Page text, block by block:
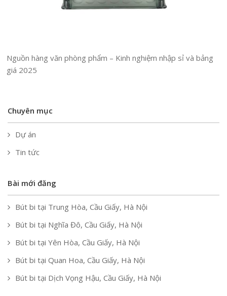
Nguồn hàng văn phòng phẩm – Kinh nghiệm nhập sỉ và bảng
giá 2025
Chuyên mục
Dự án
Tin tức
Bài mới đăng
Bút bi tại Trung Hòa, Cầu Giấy, Hà Nội
Bút bi tại Nghĩa Đô, Cầu Giấy, Hà Nội
Bút bi tại Yên Hòa, Cầu Giấy, Hà Nội
Bút bi tại Quan Hoa, Cầu Giấy, Hà Nội
Bút bi tại Dịch Vọng Hậu, Cầu Giấy, Hà Nội